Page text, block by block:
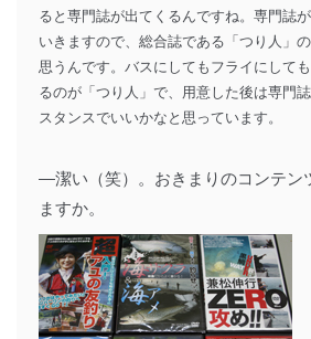
ると専門誌が出てくるんですね。専門誌
いきますので、総合誌である「つり人」
思うんです。バスにしてもフライにして
るのが「つり人」で、用意した後は専門
スタンスでいいかなと思っています。
―潔い（笑）。おきまりのコンテン
ますか。